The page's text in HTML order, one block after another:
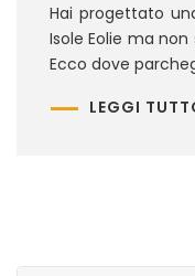
Hai progettato
Isole Eolie ma
Ecco dove
LEGGI